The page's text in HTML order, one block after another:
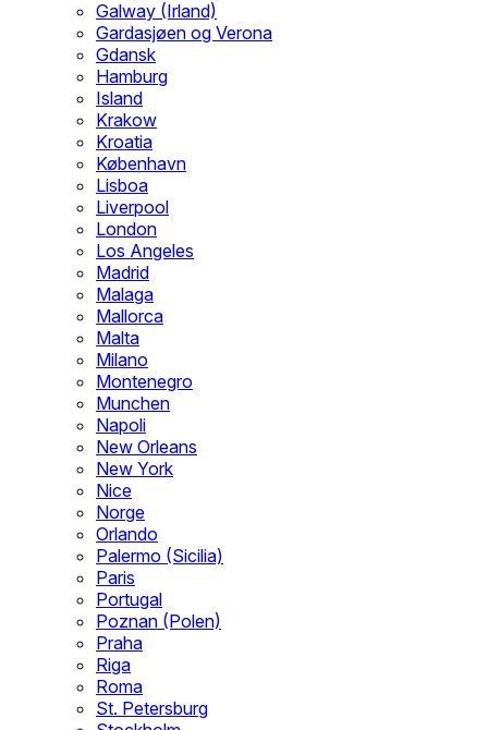
Galway (Irland)
Gardasjøen og Verona
Gdansk
Hamburg
Island
Krakow
Kroatia
København
Lisboa
Liverpool
London
Los Angeles
Madrid
Malaga
Mallorca
Malta
Milano
Montenegro
Munchen
Napoli
New Orleans
New York
Nice
Norge
Orlando
Palermo (Sicilia)
Paris
Portugal
Poznan (Polen)
Praha
Riga
Roma
St. Petersburg